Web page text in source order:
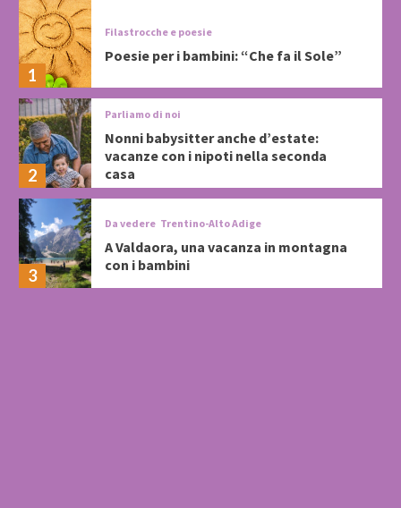
1
Filastrocche e poesie
Poesie per i bambini: “Che fa il Sole”
2
Parliamo di noi
Nonni babysitter anche d’estate:
vacanze con i nipoti nella seconda
casa
3
Da vedere Trentino-Alto Adige
A Valdaora, una vacanza in montagna
con i bambini